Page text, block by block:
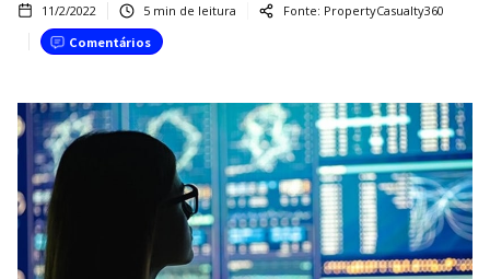
11/2/2022 5 min de leitura Fonte: PropertyCasualty360
Comentários